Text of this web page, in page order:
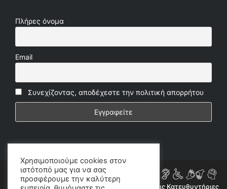
Πλήρες όνομα
Email
Συνεχίζοντας, αποδέχεστε την πολιτική απορρήτου
Η ιστοσελίδα μας συμμορφώνεται εν μέρει με τις Κατευθυντήριες
Χρησιμοποιούμε cookies στον
ιστότοπό μας για να σας
προσφέρουμε την καλύτερη